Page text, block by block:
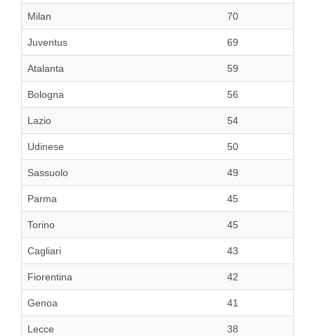
Milan 70
Juventus 69
Atalanta 59
Bologna 56
Lazio 54
Udinese 50
Sassuolo 49
Parma 45
Torino 45
Cagliari 43
Fiorentina 42
Genoa 41
Lecce 38